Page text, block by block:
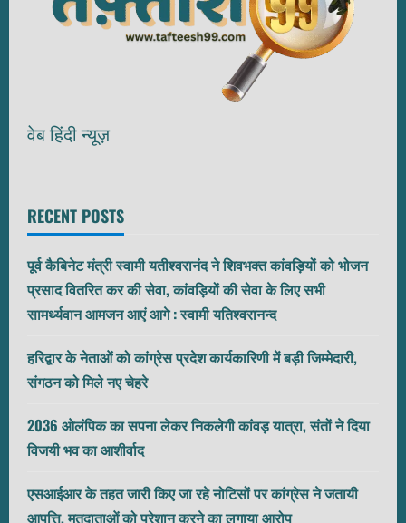
वेब हिंदी न्यूज़
RECENT POSTS
पूर्व कैबिनेट मंत्री स्वामी यतीश्वरानंद ने शिवभक्त कांवड़ियों को भोजन
प्रसाद वितरित कर की सेवा, कांवड़ियों की सेवा के लिए सभी
सामर्थ्यवान आमजन आएं आगे : स्वामी यतिश्वरानन्द
हरिद्वार के नेताओं को कांग्रेस प्रदेश कार्यकारिणी में बड़ी जिम्मेदारी,
संगठन को मिले नए चेहरे
2036 ओलंपिक का सपना लेकर निकलेगी कांवड़ यात्रा, संतों ने दिया
विजयी भव का आशीर्वाद
एसआईआर के तहत जारी किए जा रहे नोटिसों पर कांग्रेस ने जतायी
आपत्ति, मतदाताओं को परेशान करने का लगाया आरोप